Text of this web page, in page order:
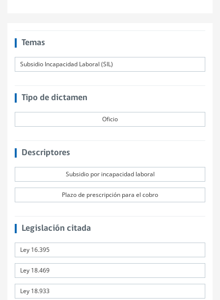
Temas
Subsidio Incapacidad Laboral (SIL)
Tipo de dictamen
Oficio
Descriptores
Subsidio por incapacidad laboral
Plazo de prescripción para el cobro
Legislación citada
Ley 16.395
Ley 18.469
Ley 18.933